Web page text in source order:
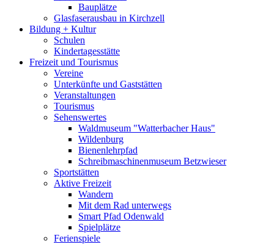
Bauplätze
Glasfaserausbau in Kirchzell
Bildung + Kultur
Schulen
Kindertagesstätte
Freizeit und Tourismus
Vereine
Unterkünfte und Gaststätten
Veranstaltungen
Tourismus
Sehenswertes
Waldmuseum "Watterbacher Haus"
Wildenburg
Bienenlehrpfad
Schreibmaschinenmuseum Betzwieser
Sportstätten
Aktive Freizeit
Wandern
Mit dem Rad unterwegs
Smart Pfad Odenwald
Spielplätze
Ferienspiele